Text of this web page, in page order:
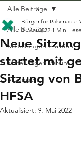
Alle Beiträge
Mitteilungen Fraktion
Mitteilungen Verein
Sitzungen
Alle Beiträge
Neue
startet mit
Sitzung von
HFSA
Bürger für Rabenau
8. Mai 2022 1 Min.
Aktualisiert: 9. Mai 2022